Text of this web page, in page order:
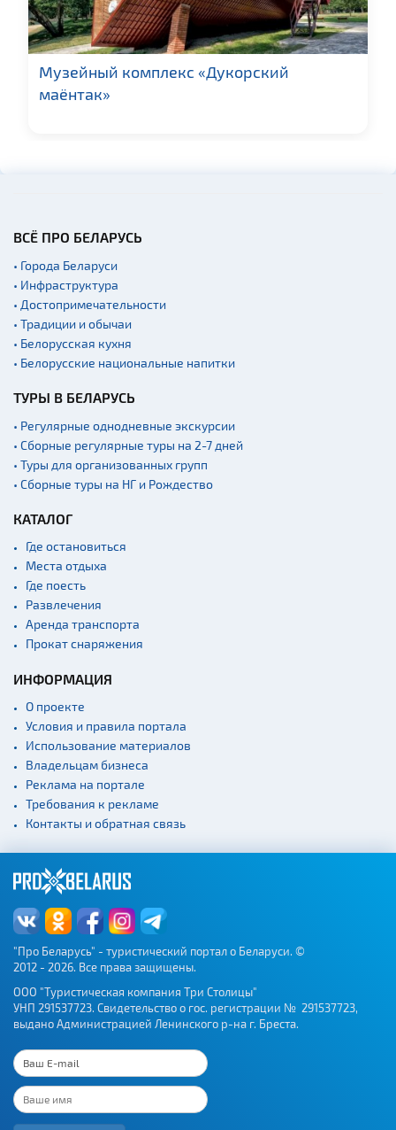
Музейный комплекс «Дукорский
маёнтак»
ВСЁ ПРО БЕЛАРУСЬ
• Города Беларуси
• Инфраструктура
• Достопримечательности
• Традиции и обычаи
• Белорусская кухня
• Белорусские национальные напитки
ТУРЫ В БЕЛАРУСЬ
• Регулярные однодневные экскурсии
• Сборные регулярные туры на 2-7 дней
• Туры для организованных групп
• Сборные туры на НГ и Рождество
КАТАЛОГ
Где остановиться
Места отдыха
Где поесть
Развлечения
Аренда транспорта
Прокат снаряжения
ИНФОРМАЦИЯ
О проекте
Условия и правила портала
Использование материалов
Владельцам бизнеса
Реклама на портале
Требования к рекламе
Контакты и обратная связь
"Про Беларусь" - туристический портал о Беларуси. ©
2012 - 2026. Все права защищены.
ООО "Туристическая компания Три Столицы"
УНП 291537723. Свидетельство о гос. регистрации № 291537723,
выдано Администрацией Ленинского р-на г. Бреста.